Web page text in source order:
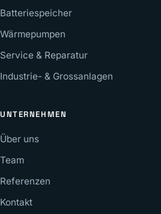
Batteriespeicher
Wärmepumpen
Service & Reparatur
Industrie- & Grossanlagen
UNTERNEHMEN
Über uns
Team
Referenzen
Kontakt